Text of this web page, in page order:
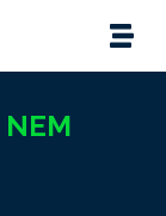
NEM